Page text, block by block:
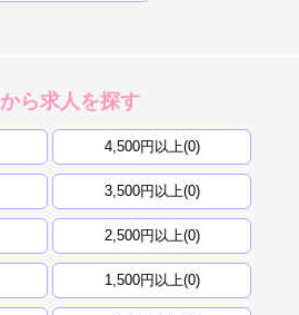
ら求人を探す
4,500円以上(0)
3,500円以上(0)
2,500円以上(0)
1,500円以上(0)